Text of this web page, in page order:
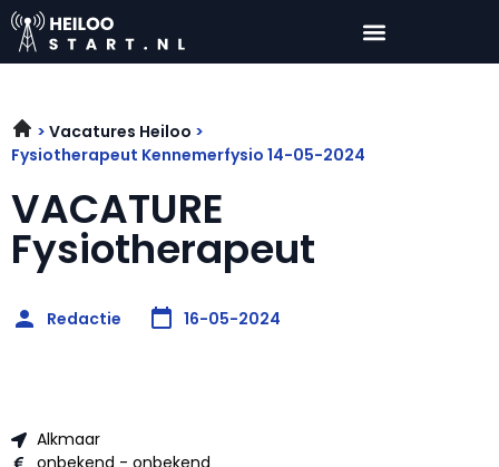
Vacatures Heiloo
Fysiotherapeut Kennemerfysio 14-05-2024
VACATURE
Fysiotherapeut
Redactie 16-05-2024
Alkmaar